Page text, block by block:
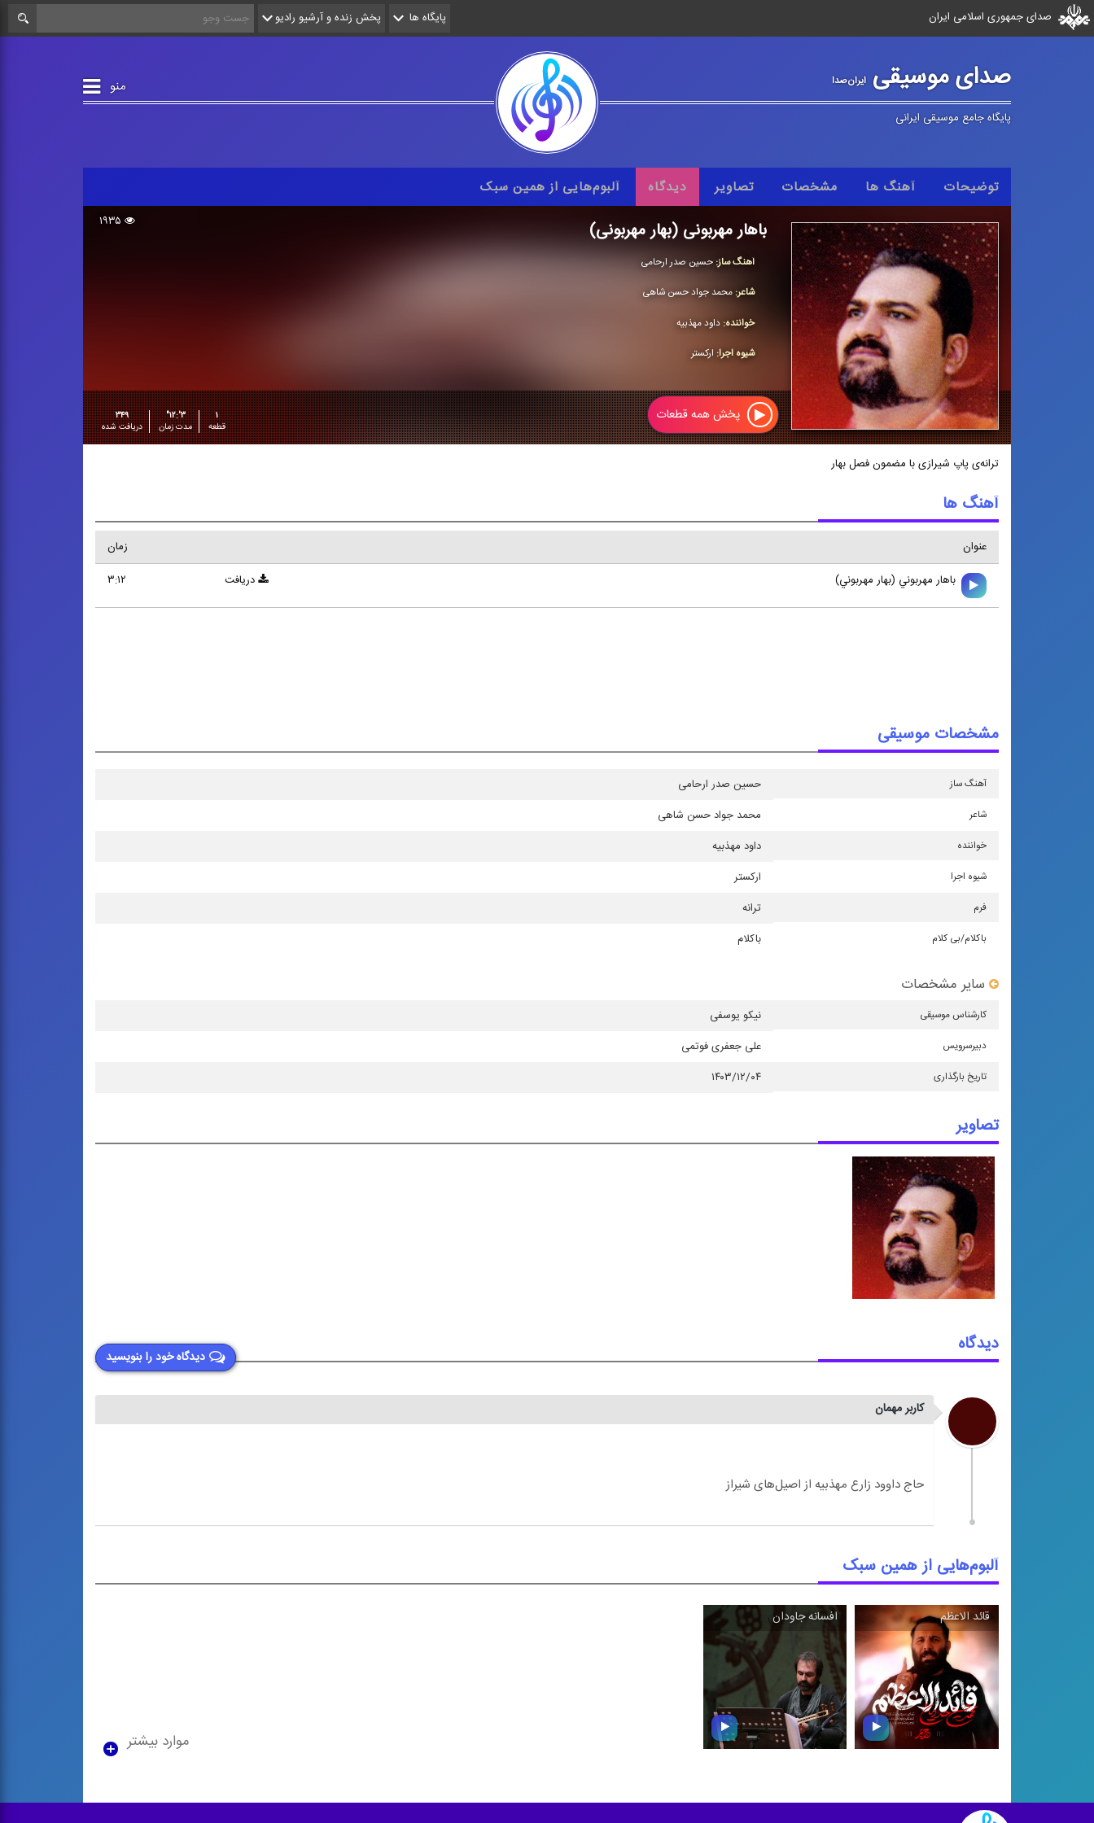
صدای جمهوری اسلامی ایران پایگاه ها پخش زنده و آرشیو رادیو
صدای موسیقیایران‌صدا منو
پایگاه جامع موسیقی ایرانی
توضیحات آهنگ ها مشخصات تصاویر دیدگاه آلبوم‌هایی از همین سبک
۱۹۳۵ باهار مهربونی (بهار مهربونی)
آهنگ ساز: حسین صدر ارحامی
شاعر: محمد جواد حسن شاهی
خواننده: داود مهذبیه
شیوه اجرا: اركستر
۱
قطعه
۳':۱۲"
مدت زمان
۳۴۹
دریافت شده
پخش همه قطعات
ترانه‌ی پاپ شیرازی با مضمون فصل بهار
آهنگ ها
عنوان
زمان
باهار مهربوني (بهار مهربوني)
۳:۱۲ دریافت
مشخصات موسیقی
آهنگ ساز حسین صدر ارحامی
شاعر محمد جواد حسن شاهی
خواننده داود مهذبیه
شیوه اجرا اركستر
فرم ترانه
باكلام/بی كلام باکلام
سایر مشخصات
كارشناس موسیقی نیکو یوسفی
دبیرسرویس علی جعفری فوتمی
تاریخ بارگذاری ۱۴۰۳/۱۲/۰۴
تصاویر
دیدگاه خود را بنویسید
دیدگاه
کاربر مهمان
آلبوم‌هایی از همین سبک
قائد الاعظم\
قائد الاعظم
افسانه جاودان\
افسانه جاودان
موارد بیشتر